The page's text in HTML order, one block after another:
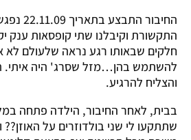
החיבור התבצע
התקשורת וקיבלנו שתי קופסאות ענק
חלקים שבאותו רגע נראה שלעולם לא
להשתמש בהן…מזל שסרג' היה איתי.
והצליח להרגיע.
בבית, לאחר החיבור, הילדה פתחה
שתתקעו לי שני בולדוזרים על